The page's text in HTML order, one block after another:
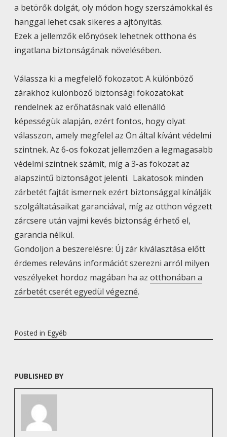
a betörők dolgát, oly módon hogy szerszámokkal és
hanggal lehet csak sikeres a ajtónyitás.
Ezek a jellemzők előnyösek lehetnek otthona és
ingatlana biztonságának növelésében.
Válassza ki a megfelelő fokozatot: A különböző
zárakhoz különböző biztonsági fokozatokat
rendelnek az erőhatásnak való ellenálló
képességük alapján, ezért fontos, hogy olyat
válasszon, amely megfelel az Ön által kívánt védelmi
szintnek. Az 6-os fokozat jellemzően a legmagasabb
védelmi szintnek számít, míg a 3-as fokozat az
alapszintű biztonságot jelenti. Lakatosok minden
zárbetét fajtát ismernek ezért biztonsággal kínálják
szolgáltatásaikat garanciával, míg az otthon végzett
zárcsere után vajmi kevés biztonság érhető el,
garancia nélkül.
Gondoljon a beszerelésre: Új zár kiválasztása előtt
érdemes releváns információt szerezni arról milyen
veszélyeket hordoz magában ha az otthonában a
zárbetét cserét egyedül végezné.
Posted in Egyéb
PUBLISHED BY